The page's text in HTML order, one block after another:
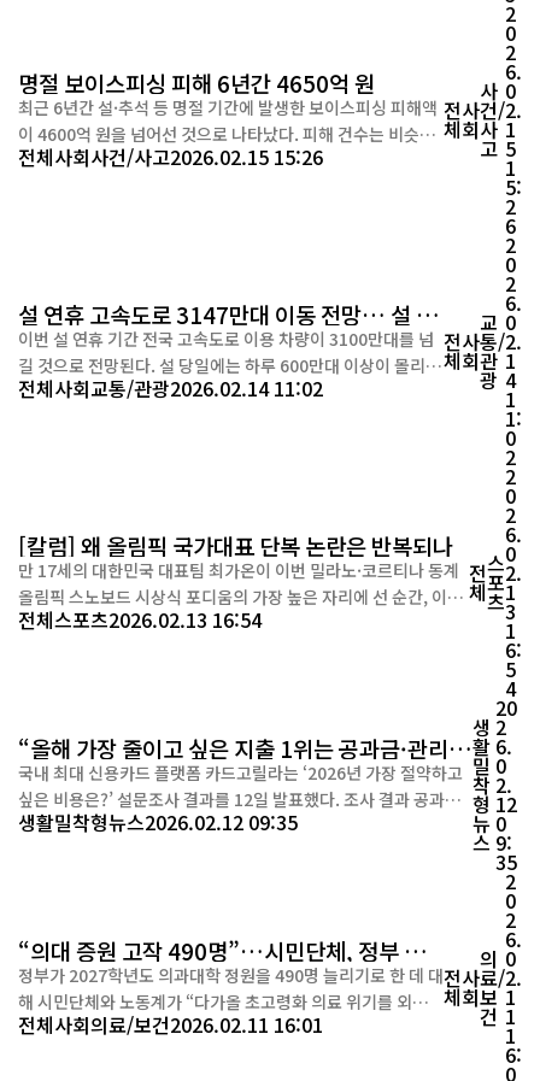
명절 보이스피싱 피해 6년간 4650억 원
최근 6년간 설·추석 등 명절 기간에 발생한 보이스피싱 피해액
이 4600억 원을 넘어선 것으로 나타났다. 피해 건수는 비슷한
수준을 유지했지만, 1건당 피해 금액은 2배 이상 불어나 범죄
전체사회사건/사고2026.02.15 15:26
전
체
사
회
사
건/
사
고
2
0
2
6.
0
2.
1
5
1
5:
2
6
설 연휴 고속도로 3147만대 이동 전망… 설 당
일 615만대로 정점
이번 설 연휴 기간 전국 고속도로 이용 차량이 3100만대를 넘
길 것으로 전망된다. 설 당일에는 하루 600만대 이상이 몰리며
극심한 정체가 예상된다. 명절 기간 교통사고율도 최근 3년 사
전체사회교통/관광2026.02.14 11:02
전
체
사
회
교
통/
관
광
2
0
2
6.
0
2.
1
4
1
1:
0
2
[칼럼] 왜 올림픽 국가대표 단복 논란은 반복되나
만 17세의 대한민국 대표팀 최가온이 이번 밀라노·코르티나 동계
올림픽 스노보드 시상식 포디움의 가장 높은 자리에 선 순간, 이번
올림픽에서의 대한민국 첫 메달이자 대한민국 스키 역사상 첫 올
전체스포츠2026.02.13 16:54
전
체
스
포
츠
2
0
2
6.
0
2.
1
3
1
6:
5
4
“올해 가장 줄이고 싶은 지출 1위는 공과금·관리
비”
국내 최대 신용카드 플랫폼 카드고릴라는 ‘2026년 가장 절약하고
싶은 비용은?’ 설문조사 결과를 12일 발표했다. 조사 결과 공과금·
아파트관리비가 가장 줄이고 싶은 지출 항목 1위에 올랐고, 주유·
생활밀착형뉴스2026.02.12 09:35
생
활
밀
착
형
뉴
스
20
2
6.
0
2.
12
0
9:
35
“의대 증원 고작 490명”…시민단체, 정부 결
정 규탄
정부가 2027학년도 의과대학 정원을 490명 늘리기로 한 데 대
해 시민단체와 노동계가 “다가올 초고령화 의료 위기를 외면한
결정”이라며 강하게 반발했다. 국민중심 의료개혁 연대회의
전체사회의료/보건2026.02.11 16:01
전
체
사
회
의
료/
보
건
2
0
2
6.
0
2.
1
1
1
6:
0